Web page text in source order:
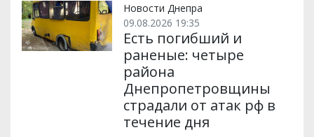
Новости Днепра
09.08.2026 19:35
Есть погибший и
раненые: четыре
района
Днепропетровщины
страдали от атак рф в
течение дня